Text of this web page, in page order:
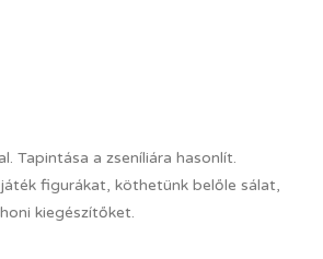
Tapintása a zseníliára hasonlít.
figurákat, köthetünk belőle sálat,
kiegészítőket.